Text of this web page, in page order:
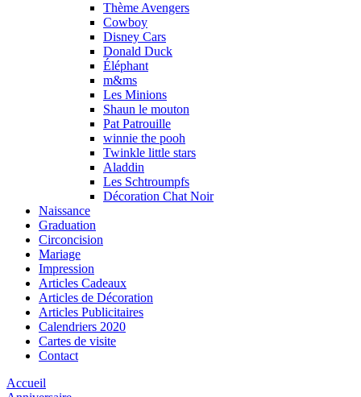
Thème Avengers
Cowboy
Disney Cars
Donald Duck
Éléphant
m&ms
Les Minions
Shaun le mouton
Pat Patrouille
winnie the pooh
Twinkle little stars
Aladdin
Les Schtroumpfs
Décoration Chat Noir
Naissance
Graduation
Circoncision
Mariage
Impression
Articles Cadeaux
Articles de Décoration
Articles Publicitaires
Calendriers 2020
Cartes de visite
Contact
Accueil